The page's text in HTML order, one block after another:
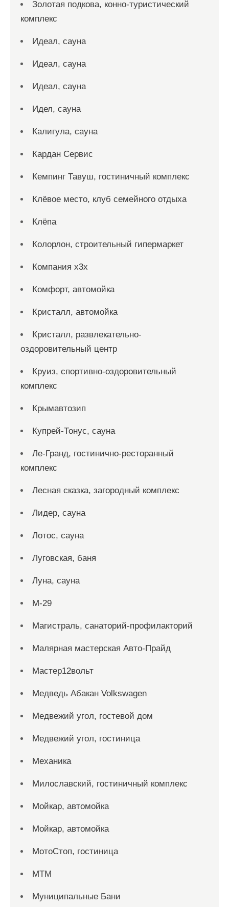
Золотая подкова, конно-туристический
комплекс
Идеал, сауна
Идеал, сауна
Идеал, сауна
Идел, сауна
Калигула, сауна
Кардан Сервис
Кемпинг Тавуш, гостиничный комплекс
Клёвое место, клуб семейного отдыха
Клёпа
Колорлон, строительный гипермаркет
Компания x3x
Комфорт, автомойка
Кристалл, автомойка
Кристалл, развлекательно-
оздоровительный центр
Круиз, спортивно-оздоровительный
комплекс
Крымавтозип
Купрей-Тонус, сауна
Ле-Гранд, гостинично-ресторанный
комплекс
Лесная сказка, загородный комплекс
Лидер, сауна
Лотос, сауна
Луговская, баня
Луна, сауна
М-29
Магистраль, санаторий-профилакторий
Малярная мастерская Авто-Прайд
Мастер12вольт
Медведь Абакан Volkswagen
Медвежий угол, гостевой дом
Медвежий угол, гостиница
Механика
Милославский, гостиничный комплекс
Мойкар, автомойка
Мойкар, автомойка
МотоСтоп, гостиница
МТМ
Муниципальные Бани